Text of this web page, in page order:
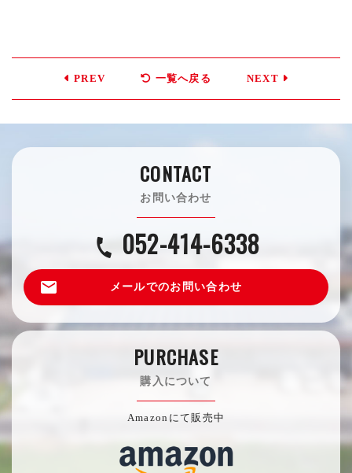
PREV 一覧へ戻る NEXT
CONTACT
お問い合わせ
call 052-414-6338
email メールでのお問い合わせ
PURCHASE
購入について
Amazonにて販売中